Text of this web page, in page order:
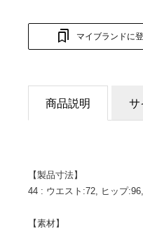
マイブランドに
商品説明 サ
【製品寸法】
44 : ウエスト:72, ヒップ
【素材】